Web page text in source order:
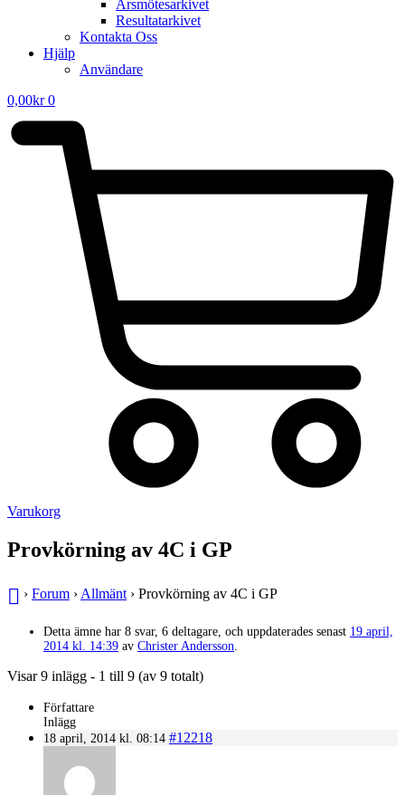
Årsmötesarkivet
Resultatarkivet
Kontakta Oss
Hjälp
Användare
0,00kr 0
Varukorg
Provkörning av 4C i GP
› Forum › Allmänt › Provkörning av 4C i GP
Detta ämne har 8 svar, 6 deltagare, och uppdaterades senast 19 april,
2014 kl. 14:39 av Christer Andersson
Visar 9 inlägg - 1 till 9 (av 9 totalt)
Författare
Inlägg
18 april, 2014 kl. 08:14 #12218